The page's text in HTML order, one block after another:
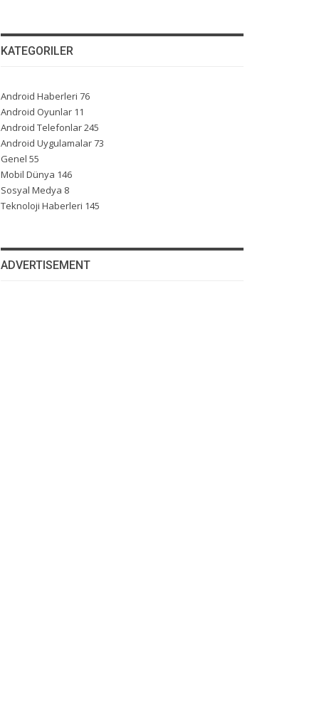
KATEGORILER
Android Haberleri 76
Android Oyunlar 11
Android Telefonlar245
Android Uygulamalar73
Genel 55
Mobil Dünya 146
Sosyal Medya 8
Teknoloji Haberleri 145
ADVERTISEMENT